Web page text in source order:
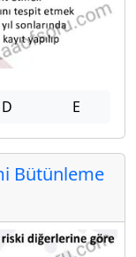
D E
Bütünleme